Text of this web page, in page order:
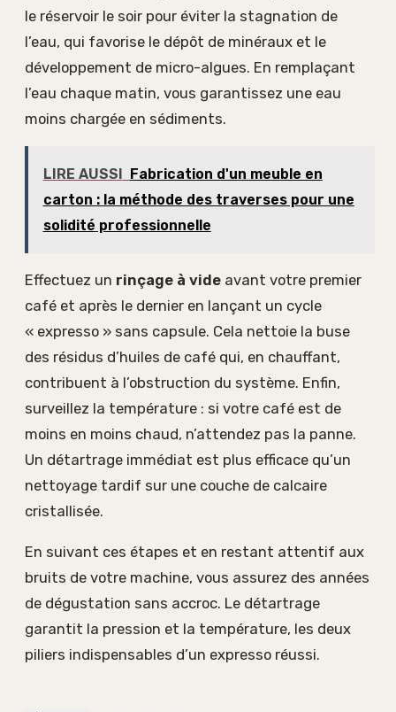
le réservoir le soir pour éviter la stagnation de
l’eau, qui favorise le dépôt de minéraux et le
développement de micro-algues. En remplaçant
l’eau chaque matin, vous garantissez une eau
moins chargée en sédiments.
LIRE AUSSI Fabrication d'un meuble en
carton : la méthode des traverses pour une
solidité professionnelle
Effectuez un rinçage à vide avant votre premier
café et après le dernier en lançant un cycle
« expresso » sans capsule. Cela nettoie la buse
des résidus d’huiles de café qui, en chauffant,
contribuent à l’obstruction du système. Enfin,
surveillez la température : si votre café est de
moins en moins chaud, n’attendez pas la panne.
Un détartrage immédiat est plus efficace qu’un
nettoyage tardif sur une couche de calcaire
cristallisée.
En suivant ces étapes et en restant attentif aux
bruits de votre machine, vous assurez des années
de dégustation sans accroc. Le détartrage
garantit la pression et la température, les deux
piliers indispensables d’un expresso réussi.